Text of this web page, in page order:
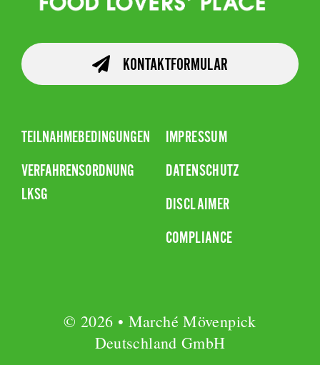
KONTAKTFORMULAR
TEILNAHMEBEDINGUNGEN
VERFAHRENSORDNUNG
LKSG
IMPRESSUM
DATENSCHUTZ
DISCLAIMER
COMPLIANCE
© 2026 • Marché Mövenpick
Deutschland GmbH